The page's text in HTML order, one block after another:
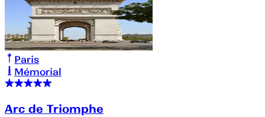
Paris
Mémorial
Arc de Triomphe